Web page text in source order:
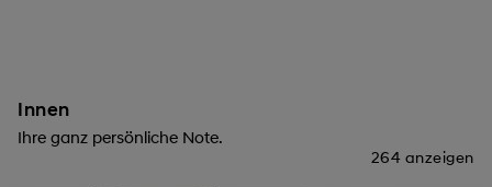
Innen
Ihre ganz persönliche Note.
264 anzeigen